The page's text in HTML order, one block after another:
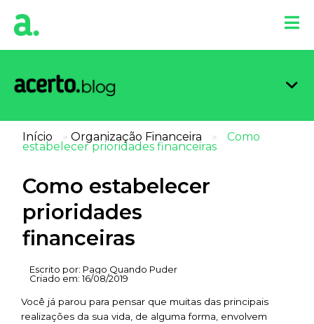
Início > Organização Financeira > Como
estabelecer prioridades financeiras
Como estabelecer
prioridades
financeiras
Escrito por: Pago Quando Puder
Criado em: 16/08/2019
Você já parou para pensar que muitas das principais
realizações da sua vida, de alguma forma, envolvem